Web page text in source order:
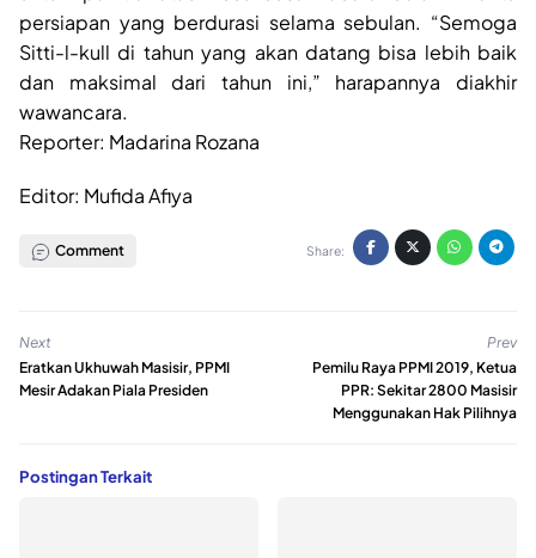
persiapan yang berdurasi selama sebulan. “Semoga
Sitti-l-kull di tahun yang akan datang bisa lebih baik
dan maksimal dari tahun ini,” harapannya diakhir
wawancara.
Reporter: Madarina Rozana
Editor: Mufida Afiya
Comment Share:
Next
Eratkan Ukhuwah Masisir, PPMI
Mesir Adakan Piala Presiden
Prev
Pemilu Raya PPMI 2019, Ketua
PPR: Sekitar 2800 Masisir
Menggunakan Hak Pilihnya
Postingan Terkait